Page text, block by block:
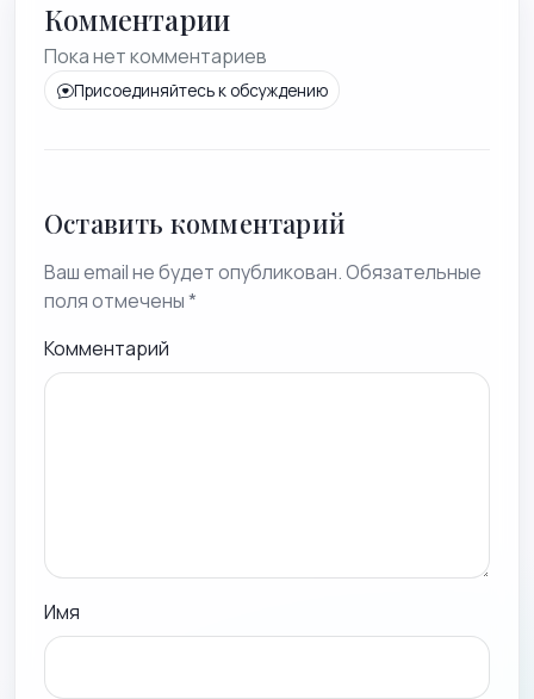
Комментарии
Пока нет комментариев
Присоединяйтесь к обсуждению
Оставить комментарий
Ваш email не будет опубликован. Обязательные
поля отмечены *
Комментарий
Имя